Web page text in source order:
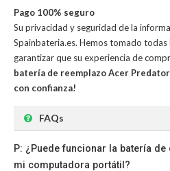
Pago 100% seguro
Su privacidad y seguridad de la
Spainbateria.es. Hemos tomado todas
garantizar que su experiencia de
batería de reemplazo Acer
con confianza!
FAQs
P: ¿Puede funcionar la batería
mi computadora portátil?